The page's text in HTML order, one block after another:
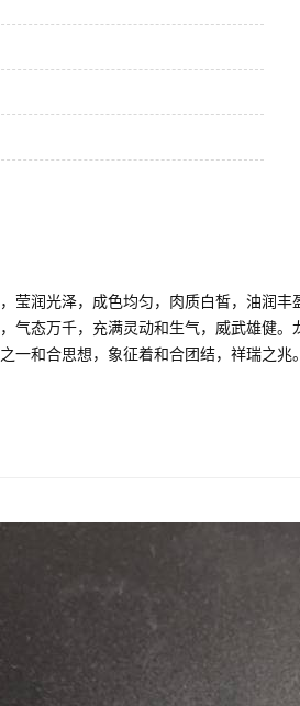
莹润光泽，成色均匀，肉质白皙，油润
气态万千，充满灵动和生气，威武雄健
一和合思想，象征着和合团结，祥瑞之